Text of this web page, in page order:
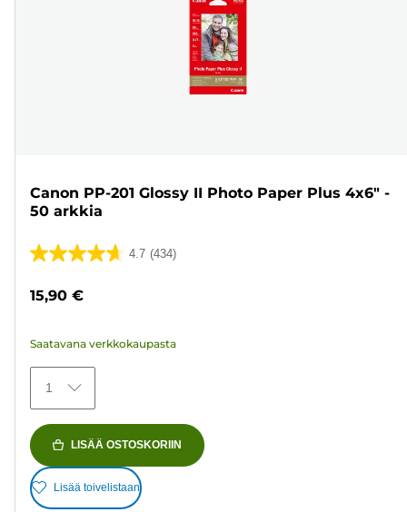
Canon PP-201 Glossy II Photo Paper Plus 4x6" -
50 arkkia
4.7 (434)
4.7/5
434
15,90 €
Saatavana verkkokaupasta
1
LISÄÄ OSTOSKORIIN
Lisää toivelistaan